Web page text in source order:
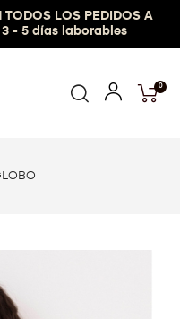
TODOS LOS PEDIDOS A
3 - 5 días laborables
0